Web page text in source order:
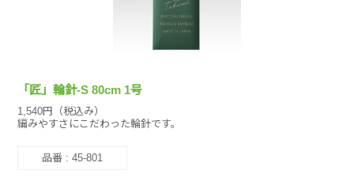
「匠」輪針-S 80cm 1号
1,540円（税込み）
編みやすさにこだわった輪針です。
品番 : 45-801